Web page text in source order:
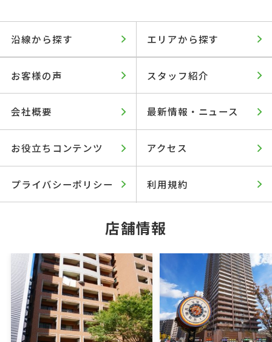
沿線から探す エリアから探す
お客様の声 スタッフ紹介
会社概要 最新情報・ニュース
お役立ちコンテンツ アクセス
プライバシーポリシー 利用規約
店舗情報